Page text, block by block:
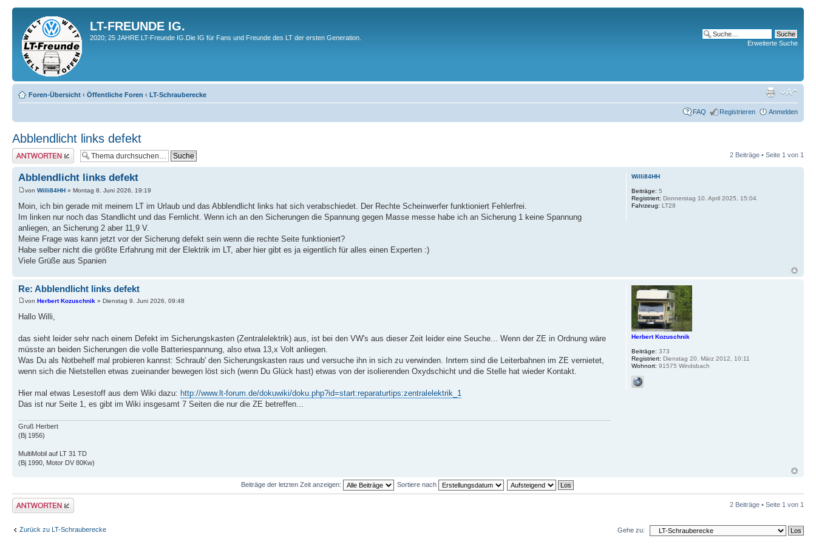
LT-FREUNDE IG.
2020; 25 JAHRE LT-Freunde IG.Die IG für Fans und Freunde des LT der ersten Generation.
Erweiterte Suche
Foren-Übersicht ‹ Öffentliche Foren ‹ LT-Schrauberecke
FAQ Registrieren Anmelden
Abblendlicht links defekt
Antwort erstellen 2 Beiträge • Seite 1 von 1
Abblendlicht links defekt
von Willi84HH » Montag 8. Juni 2026, 19:19
Moin, ich bin gerade mit meinem LT im Urlaub und das Abblendlicht links hat sich verabschiedet. Der Rechte Scheinwerfer funktioniert Fehlerfrei.
Im linken nur noch das Standlicht und das Fernlicht. Wenn ich an den Sicherungen die Spannung gegen Masse messe habe ich an Sicherung 1 keine Spannung
anliegen, an Sicherung 2 aber 11,9 V.
Meine Frage was kann jetzt vor der Sicherung defekt sein wenn die rechte Seite funktioniert?
Habe selber nicht die größte Erfahrung mit der Elektrik im LT, aber hier gibt es ja eigentlich für alles einen Experten :)
Viele Grüße aus Spanien
Willi84HH
Beiträge: 5
Registriert: Donnerstag 10. April 2025, 15:04
Fahrzeug: LT28
Re: Abblendlicht links defekt
von Herbert Kozuschnik » Dienstag 9. Juni 2026, 09:48
Hallo Willi,
das sieht leider sehr nach einem Defekt im Sicherungskasten (Zentralelektrik) aus, ist bei den VW's aus dieser Zeit leider eine Seuche... Wenn der ZE in Ordnung wäre
müsste an beiden Sicherungen die volle Batteriespannung, also etwa 13,x Volt anliegen.
Was Du als Notbehelf mal probieren kannst: Schraub' den Sicherungskasten raus und versuche ihn in sich zu verwinden. Inrtern sind die Leiterbahnen im ZE vernietet,
wenn sich die Nietstellen etwas zueinander bewegen löst sich (wenn Du Glück hast) etwas von der isolierenden Oxydschicht und die Stelle hat wieder Kontakt.
Hier mal etwas Lesestoff aus dem Wiki dazu: http://www.lt-forum.de/dokuwiki/doku.php?id=start:reparaturtips:zentralelektrik_1
Das ist nur Seite 1, es gibt im Wiki insgesamt 7 Seiten die nur die ZE betreffen...
Gruß Herbert
(Bj 1956)
MultiMobil auf LT 31 TD
(Bj 1990, Motor DV 80Kw)
Herbert Kozuschnik
Beiträge: 373
Registriert: Dienstag 20. März 2012, 10:11
Wohnort: 91575 Windsbach
Beiträge der letzten Zeit anzeigen: Sortiere nach
Antwort erstellen 2 Beiträge • Seite 1 von 1
Zurück zu LT-Schrauberecke Gehe zu: